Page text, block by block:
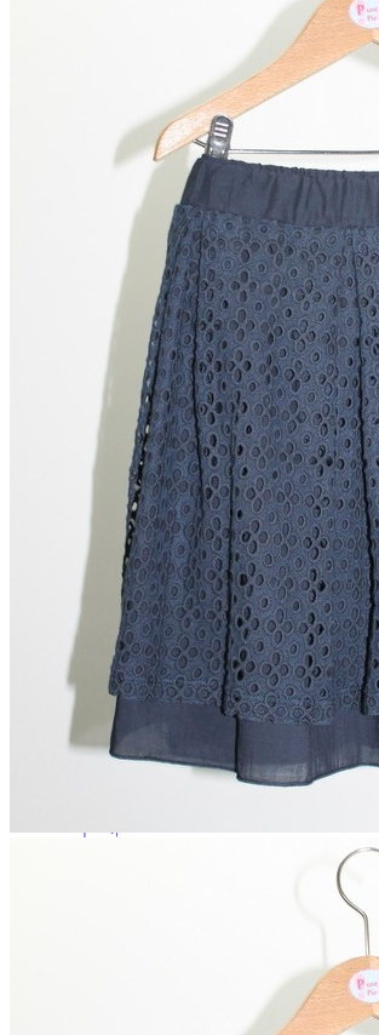
COMUNION Y CEREMONIA
Vestidos Comunión Niña
Zapatos comunión niña
Zapatos comunión niño
Complementos niña
Marcas
marcas zapatos
Andanines
Blanditos by Crio's
Benetton
Biotecnical
Cirqus
Confetti
Conguitos
Converse
Coordinanos
Cucada
Chanclas Ipanema
Chicco
Chuches
Chupetín
Coqueflex
Donia complementos
Flexi Nens
Garzón Kids
Gioseppo
Gorila
Levi's